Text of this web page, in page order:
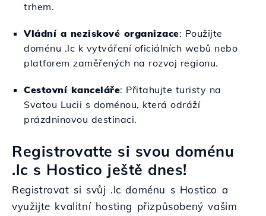
trhem.
Vládní a neziskové organizace: Použijte
doménu .lc k vytváření oficiálních webů nebo
platforem zaměřených na rozvoj regionu.
Cestovní kanceláře: Přitahujte turisty na
Svatou Lucii s doménou, která odráží
prázdninovou destinaci.
Registrovatte si svou doménu
.lc s Hostico ještě dnes!
Registrovat si svůj .lc doménu s Hostico a
využijte kvalitní hosting přizpůsobený vašim